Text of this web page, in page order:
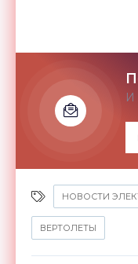
И
НОВОСТИ
ВЕРТОЛЕТЫ